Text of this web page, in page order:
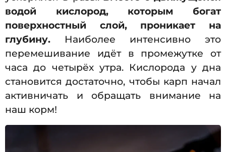
водой кислород, которым богат
поверхностный слой, проникает на
глубину. Наиболее интенсивно это
перемешивание идёт в промежутке от
часа до четырёх утра. Кислорода у дна
становится достаточно, чтобы карп начал
активничать и обращать внимание на
наш корм!